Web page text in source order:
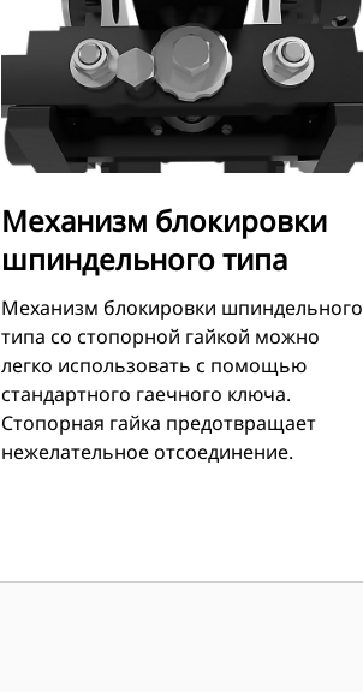
Механизм блокировки
шпиндельного типа
Механизм блокировки шпиндельного
типа со стопорной гайкой можно
легко использовать с помощью
стандартного гаечного ключа.
Стопорная гайка предотвращает
нежелательное отсоединение.